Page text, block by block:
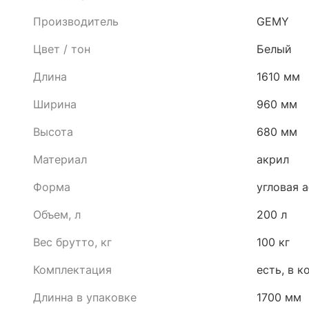
Производитель
GEMY
Цвет / тон
Белый
Длина
1610 мм
Ширина
960 мм
Высота
680 мм
Материал
акрил
Форма
угловая
Объем, л
200 л
Вес брутто, кг
100 кг
Комплектация
есть, в
Длинна в упаковке
1700 мм